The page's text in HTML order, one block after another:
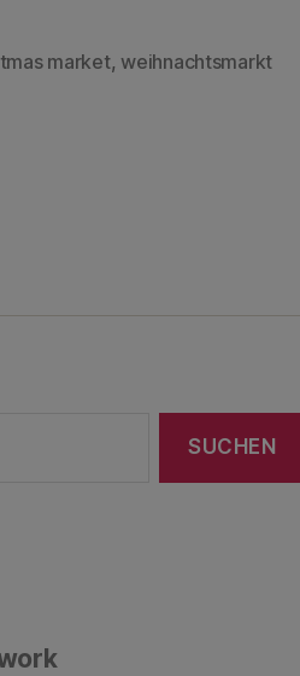
market,weihnachtsmarkt